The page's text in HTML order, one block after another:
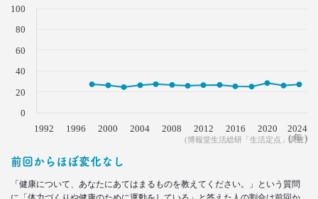
2021.10.12
奥田民生も自信がなくてビビり!?
–日経クロストレンド 連載⑰–
生活総研 上席研究員/コピーライター
前沢 裕文
( 年 )
(博報堂生活総研「生活定点」調査)
1992 1996 2000 2004 2008 2012 2016 2020 2024
0
20
40
60
80
100
前回からほぼ変化なし
「健康について、あなたにあてはまるものを教えてください。」という質問